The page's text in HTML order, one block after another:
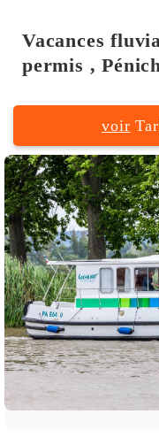
Vacances
permis ,
voir